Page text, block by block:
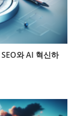
와 AI 혁신하